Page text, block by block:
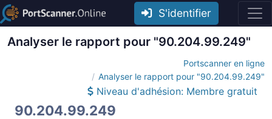
S'identifier
Analyser le rapport pour "90.204.99.249"
Portscanner en ligne
Analyser le rapport pour "90.204.99.249"
Niveau d'adhésion: Membre gratuit
90.204.99.249